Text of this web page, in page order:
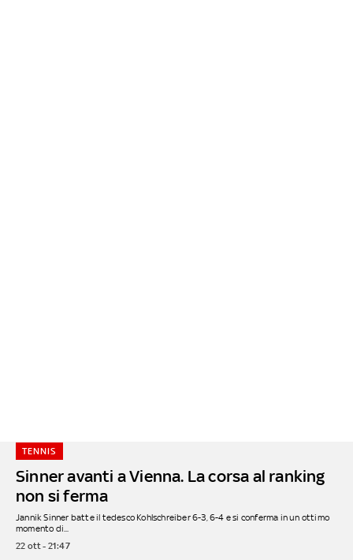
Sinner avanti a Vienna. La corsa al ranking
non si ferma
TENNIS
Jannik Sinner batte il tedesco Kohlschreiber 6-3, 6-4 e si conferma in un ottimo
momento di...
22 ott - 21:47